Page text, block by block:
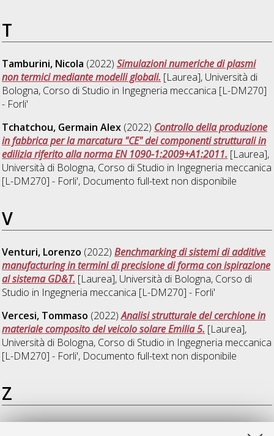
T
Tamburini, Nicola (2022)Simulazioni numeriche di plasmi
non termici mediante modelli globali. [Laurea], Università di
Bologna, Corso di Studio in Ingegneria meccanica [L-DM270]
- Forli'
Tchatchou, Germain Alex (2022) Controllo della produzione
in fabbrica per la marcatura "CE" dei componenti strutturali in
edilizia riferito alla norma EN 1090-1:2009+A1:2011. [Laurea],
Università di Bologna, Corso di Studio in Ingegneria meccanica
[L-DM270] - Forli', Documento full-text non disponibile
V
Venturi, Lorenzo (2022)Benchmarking di sistemi di additive
manufacturing in termini di precisione di forma con ispirazione
al sistema GD&T. [Laurea], Università di Bologna, Corso di
Studio in Ingegneria meccanica [L-DM270] - Forli'
Vercesi, Tommaso (2022)Analisi strutturale del cerchione in
materiale composito del veicolo solare Emilia 5. [Laurea],
Università di Bologna, Corso di Studio in Ingegneria meccanica
[L-DM270] - Forli', Documento full-text non disponibile
Z
Zamagna, Riccardo(2022)Sviluppo di un codice di